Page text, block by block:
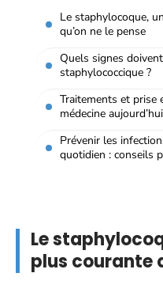
Le staphylocoque,
qu’on ne le pense
Quels signes
staphylococcique ?
Traitements et prise
médecine
Prévenir les
quotidien : conseils
Le
plus courante